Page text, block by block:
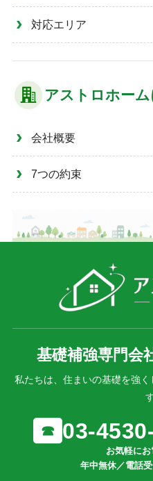
対応エリア
アストロホー
会社概要
7つの約束
基礎補強専門会
私たちは、住まいの基礎を強
☎ 03-
お気軽に
年中無休／電話